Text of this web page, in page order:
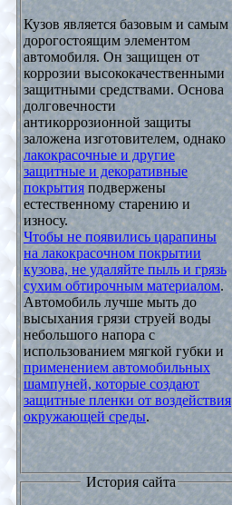
Кузов является базовым и самым
дорогостоящим элементом
автомобиля. Он защищен от
коррозии высококачественными
защитными средствами. Основа
долговечности
антикоррозионной защиты
заложена изготовителем, однако
лакокрасочные и другие
защитные и декоративные
покрытия подвержены
естественному старению и
износу.
Чтобы не появились царапины
на лакокрасочном покрытии
кузова, не удаляйте пыль и грязь
сухим обтирочным материалом.
Автомобиль лучше мыть до
высыхания грязи струей воды
небольшого напора с
использованием мягкой губки и
применением автомобильных
шампуней, которые создают
защитные пленки от воздействия
окружающей среды.
История сайта